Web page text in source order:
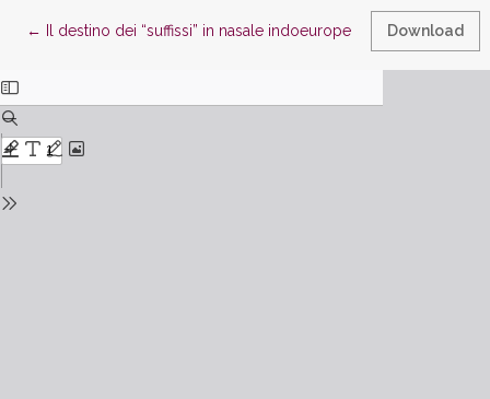
← Return to Article Details
Il destino dei “suffissi” in nasale indoeuropei nelle lingue
Download